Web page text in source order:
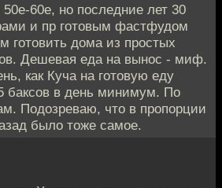
60е, но последние лет 30
и пр готовым фастфудом
готовить дома из простых
Дешевая еда на вынос - миф.
как Куча на готовую еду
баксов в день минимум. По
Подозреваю, что в пропорции
было тоже самое.